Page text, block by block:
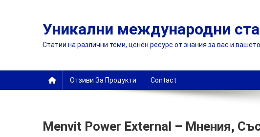
Уникални международни
Статии на различни теми, ценен ресурс от знания за вас и
Отзиви За Продукти Contact
Menvit Power External – Мнения,